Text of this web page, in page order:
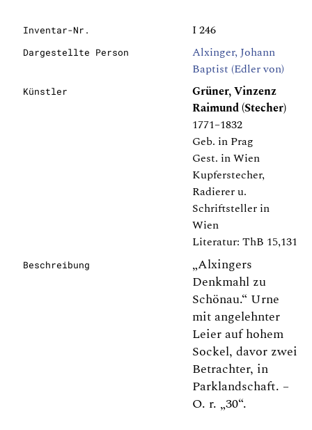
Inventar-Nr. I 246
Dargestellte Person
Alxinger, Johann
Baptist (Edler von)
Künstler
Grüner, Vinzenz
Raimund (Stecher)
1771–1832
Geb. in Prag
Gest. in Wien
Kupferstecher,
Radierer u.
Schriftsteller in
Wien
Literatur: ThB 15,131
Beschreibung
„Alxingers
Denkmahl zu
Schönau.“ Urne
mit angelehnter
Leier auf hohem
Sockel, davor zwei
Betrachter, in
Parklandschaft. –
O. r. „30“.